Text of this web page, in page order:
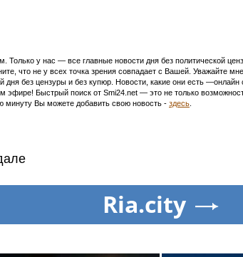
у нас — все главные новости дня без политической
что не у всех точка зрения совпадает с Вашей. Уважайте
без цензуры и без купюр. Новости, какие они есть
эфире! Быстрый поиск от Smi24.net — это не только
Вы можете добавить свою новость - здесь
Ria.city